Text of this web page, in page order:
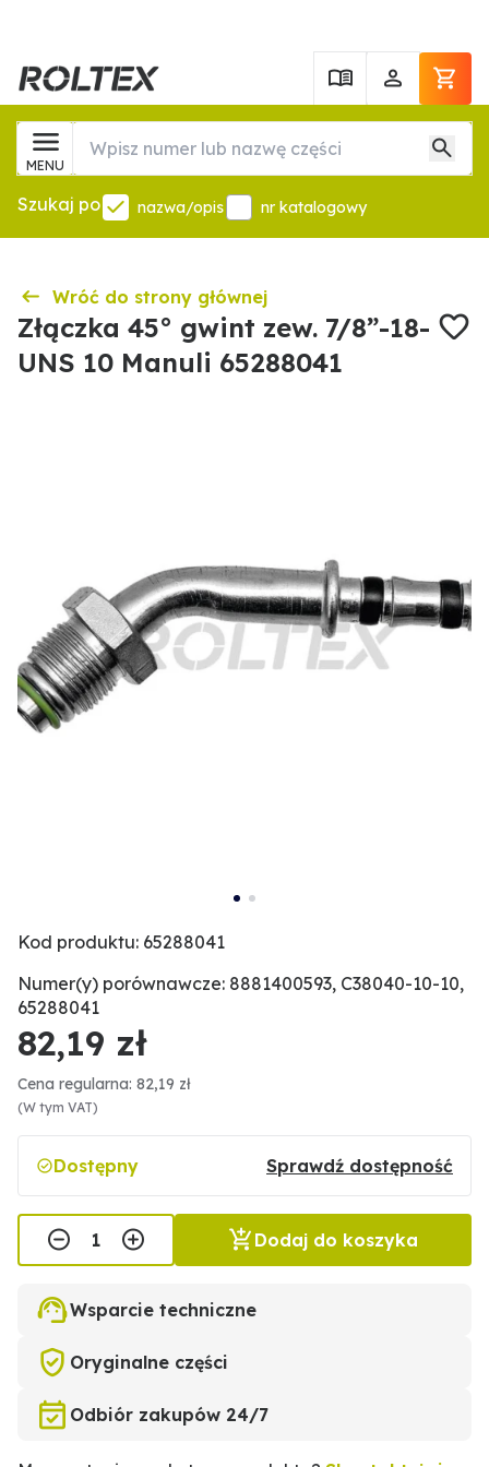
MENU
Szukaj po nazwa/opis nr katalogowy
Wróć do strony głównej
Złączka 45° gwint zew. 7/8”-18-
UNS 10 Manuli 65288041
Kod produktu: 65288041
Numer(y) porównawcze: 8881400593, C38040-10-10,
65288041
82,19 zł
Cena regularna: 82,19 zł
(W tym VAT)
Dostępny Sprawdź dostępność
Dodaj do koszyka
Wsparcie techniczne
Oryginalne części
Odbiór zakupów 24/7